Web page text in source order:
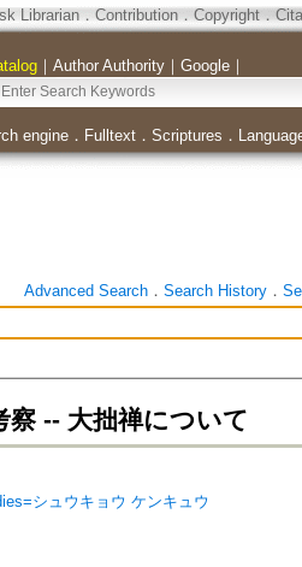
Librarian． Contribution．Copyright．
｜ Author Authority｜ Google｜
engine． Fulltext． Scriptures ．
Advanced Search． Search History．
察 -- 大拙禅について
シュウキョウ ケンキュウ